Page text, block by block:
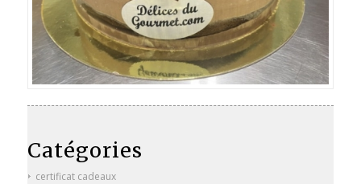
Catégories
certificat cadeaux